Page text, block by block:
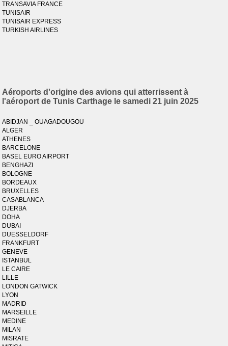
TRANSAVIA FRANCE
TUNISAIR
TUNISAIR EXPRESS
TURKISH AIRLINES
Aéroports d'origine des avions qui atterrissent à
l'aéroport de Tunis Carthage le samedi 21 juin 2025
ABIDJAN _ OUAGADOUGOU
ALGER
ATHENES
BARCELONE
BASEL EURO AIRPORT
BENGHAZI
BOLOGNE
BORDEAUX
BRUXELLES
CASABLANCA
DJERBA
DOHA
DUBAI
DUESSELDORF
FRANKFURT
GENEVE
ISTANBUL
LE CAIRE
LILLE
LONDON GATWICK
LYON
MADRID
MARSEILLE
MEDINE
MILAN
MISRATE